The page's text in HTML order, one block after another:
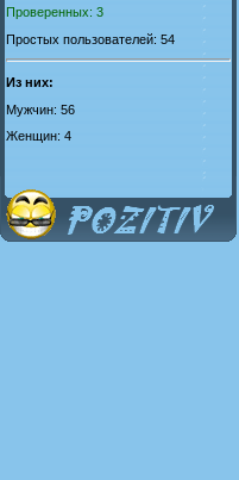
Проверенных: 3
Простых пользователей: 54
Из них:
Мужчин: 56
Женщин: 4